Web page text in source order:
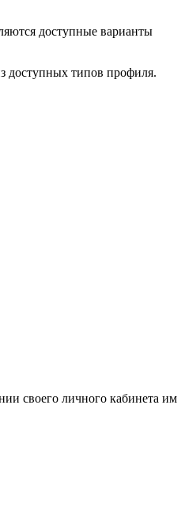
доступные варианты
доступных типов профиля.
своего личного кабинета им